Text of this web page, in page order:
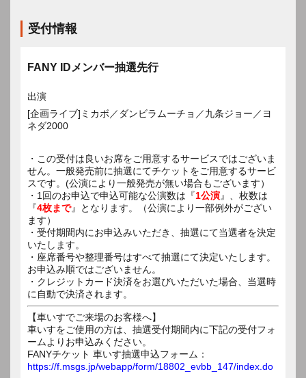
受付情報
FANY IDメンバー抽選先行
出演
[企画ライブ]ミカボ／ダンビラムーチョ／九条ジョー／ヨ
ネダ2000
・この受付は良いお席をご用意するサービスではございま
せん。一般発売前に抽選にてチケットをご用意するサービ
スです。(公演により一般発売が無い場合もございます）
・1回のお申込で申込可能な公演数は『1公演』、枚数は
『4枚まで』となります。（公演により一部例外がござい
ます）
・受付期間内にお申込みいただき、抽選にて当選者を決定
いたします。
・座席番号や整理番号はすべて抽選にて決定いたします。
お申込み順ではございません。
・クレジットカード決済をお選びいただいた場合、当選時
に自動で決済されます。
【車いすでご来場のお客様へ】
車いすをご使用の方は、抽選受付期間内に下記の受付フォ
ームよりお申込みください。
FANYチケット 車いす抽選申込フォーム：
https://f.msgs.jp/webapp/form/18802_evbb_147/index.do